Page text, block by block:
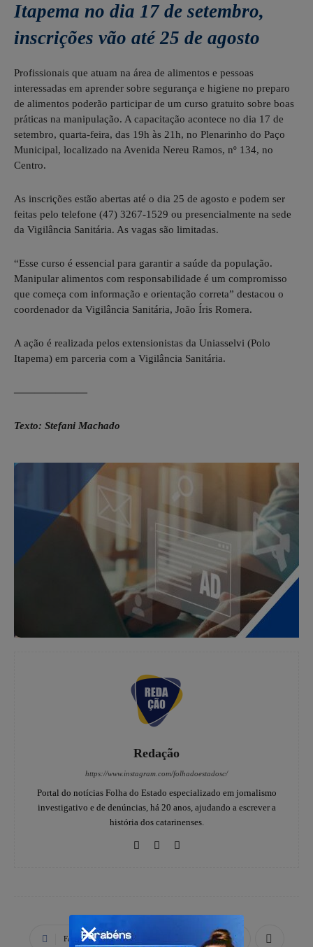
Itapema no dia 17 de setembro,
inscrições vão até 25 de agosto
Profissionais que atuam na área de alimentos e pessoas
interessadas em aprender sobre segurança e higiene no preparo
de alimentos poderão participar de um curso gratuito sobre boas
práticas na manipulação. A capacitação acontece no dia 17 de
setembro, quarta-feira, das 19h às 21h, no Plenarinho do Paço
Municipal, localizado na Avenida Nereu Ramos, nº 134, no
Centro.
As inscrições estão abertas até o dia 25 de agosto e podem ser
feitas pelo telefone (47) 3267-1529 ou presencialmente na sede
da Vigilância Sanitária. As vagas são limitadas.
“Esse curso é essencial para garantir a saúde da população.
Manipular alimentos com responsabilidade é um compromisso
que começa com informação e orientação correta” destacou o
coordenador da Vigilância Sanitária, João Íris Romera.
A ação é realizada pelos extensionistas da Uniasselvi (Polo
Itapema) em parceria com a Vigilância Sanitária.
———————
Texto: Stefani Machado
Redação
https://www.instagram.com/folhadoestadosc/
Portal do notícias Folha do Estado especializado em jornalismo
investigativo e de denúncias, há 20 anos, ajudando a escrever a
história dos catarinenses.
Facebook WhatsApp